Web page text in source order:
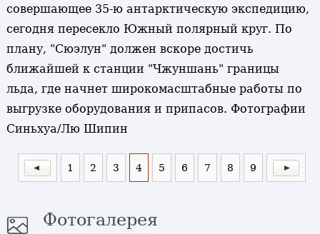
совершающее 35-ю антарктическую экспедицию,
сегодня пересекло Южный полярный круг. По
плану, "Сюэлун" должен вскоре достичь
ближайшей к станции "Чжуншань" границы
льда, где начнет широкомасштабные работы по
выгрузке оборудования и припасов. Фотографии
Синьхуа/Лю Шипин
1 2 3 4 5 6 7 8 9
Фотогалерея